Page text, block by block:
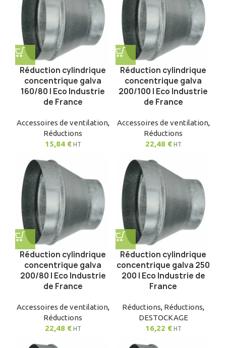
Réduction cylindrique
concentrique galva
160/80 | Eco Industrie
de France
Accessoires de ventilation,
Réductions
15,84 € HT
Réduction cylindrique
concentrique galva
200/100 | Eco Industrie
de France
Accessoires de ventilation,
Réductions
22,48 € HT
Réduction cylindrique
concentrique galva
200/80 | Eco Industrie
de France
Accessoires de ventilation,
Réductions
22,48 € HT
Réduction cylindrique
concentrique galva 250
200 | Eco Industrie de
France
Réductions, Réductions,
DESTOCKAGE
16,22 € HT